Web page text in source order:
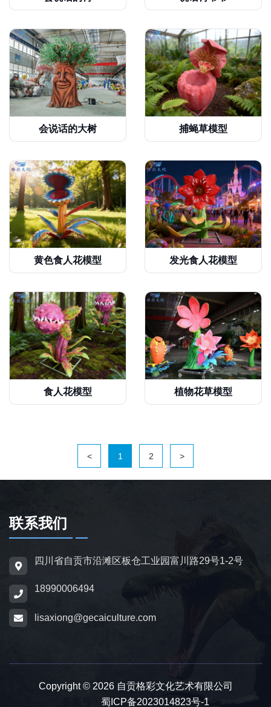
会说话的大树 捕蝇草模型
黄色食人花模型 发光食人花模型
食人花模型 植物花草模型
< 1 2 >
联系我们
四川省自贡市沿滩区板仓工业园富川路29号1-2号
18990006494
lisaxiong@gecaiculture.com
Copyright © 2026 自贡格彩文化艺术有限公司
蜀ICP备2023014823号-1